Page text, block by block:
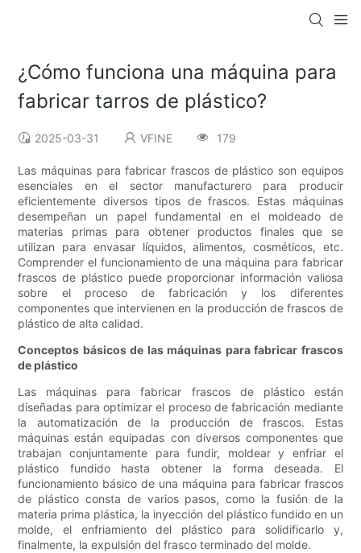
¿Cómo funciona una máquina para
fabricar tarros de plástico?
2025-03-31 VFINE 179
Las máquinas para fabricar frascos de plástico son equipos
esenciales en el sector manufacturero para producir
eficientemente diversos tipos de frascos. Estas máquinas
desempeñan un papel fundamental en el moldeado de
materias primas para obtener productos finales que se
utilizan para envasar líquidos, alimentos, cosméticos, etc.
Comprender el funcionamiento de una máquina para fabricar
frascos de plástico puede proporcionar información valiosa
sobre el proceso de fabricación y los diferentes
componentes que intervienen en la producción de frascos de
plástico de alta calidad.
Conceptos básicos de las máquinas para fabricar frascos
de plástico
Las máquinas para fabricar frascos de plástico están
diseñadas para optimizar el proceso de fabricación mediante
la automatización de la producción de frascos. Estas
máquinas están equipadas con diversos componentes que
trabajan conjuntamente para fundir, moldear y enfriar el
plástico fundido hasta obtener la forma deseada. El
funcionamiento básico de una máquina para fabricar frascos
de plástico consta de varios pasos, como la fusión de la
materia prima plástica, la inyección del plástico fundido en un
molde, el enfriamiento del plástico para solidificarlo y,
finalmente, la expulsión del frasco terminado del molde.